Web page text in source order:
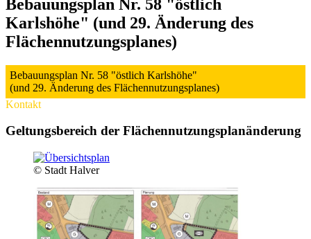
Bebauungsplan Nr. 58 "östlich
Karlshöhe" (und 29. Änderung des
Flächennutzungsplanes)
Bebauungsplan Nr. 58 "östlich Karlshöhe"
(und 29. Änderung des Flächennutzungsplanes)
Kontakt
Geltungsbereich der Flächennutzungsplanänderung
© Stadt Halver